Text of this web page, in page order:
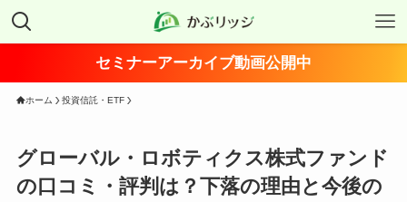
セミナーアーカイブ動画公開中
ホーム 投資信託・ETF
グローバル・ロボティクス株式ファンド
の口コミ・評判は？下落の理由と今後の